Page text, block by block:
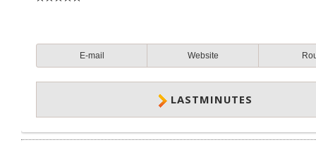
E-mail Website
LASTMINUTES